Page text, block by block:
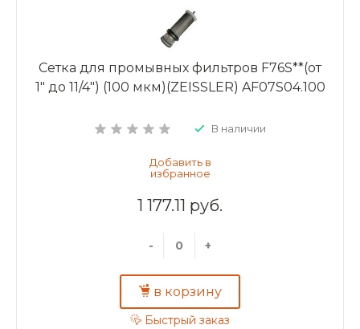
Сетка для промывных фильтров F76S**(от
1" до 11/4") (100 мкм)(ZEISSLER) AF07S04.100
В наличии
1 177.11 руб.
- +
в корзину
Быстрый заказ